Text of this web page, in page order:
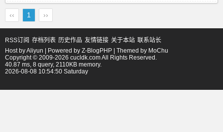
‹‹ 1 ››
RSS订阅 存档列表 历史作品 友情链接 关于本站 联系站长
Host byAliyun | Powered by Z-BlogPHP | Themed by MoChu
Copyright © 2009-2026 cucldk.com All Rights Reserved.
40.87 ms, 8 query, 2110KB memory.
2026-08-08 10:54:50 Saturday